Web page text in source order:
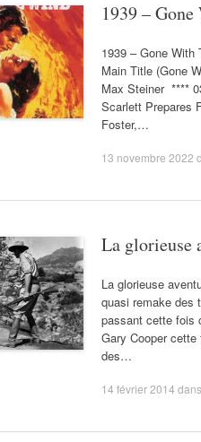
1939 –
1939 – Gone
Main Title (Gone
Max Steiner ****
Scarlett Prepares
Foster,…
13 novembre 2022
La glorieuse
La glorieuse
quasi remake des
passant cette fois
Gary Cooper
des…
14 février 2014 dans